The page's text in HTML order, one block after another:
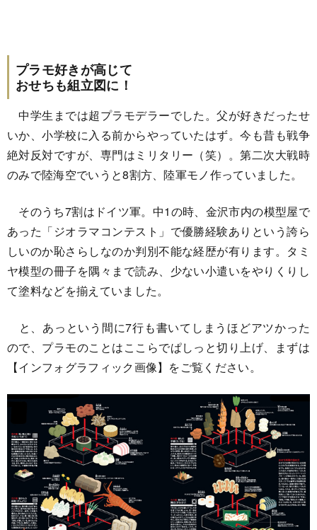
プラモ好きが高じて
おせちも組立図に！
中学生までは超プラモデラーでした。父が好きだったせ
いか、小学校に入る前からやっていたはず。今も昔も戦争
絶対反対ですが、専門はミリタリー（笑）。第二次大戦時
のみで陸海空でいうと8割方、陸軍モノ作っていました。
そのうち7割はドイツ軍。中1の時、金沢市内の模型屋で
あった「ジオラマコンテスト」で優勝経験ありという誇ら
しいのか恥さらしなのか判別不能な経歴が有ります。タミ
ヤ模型の冊子を隅々まで読み、少ない小遣いをやりくりし
て塗料などを揃えていました。
と、あっという間に7行も書いてしまうほどアツかった
ので、プラモのことはここらでぱしっと切り上げ、まずは
【インフォグラフィック画像】をご覧ください。